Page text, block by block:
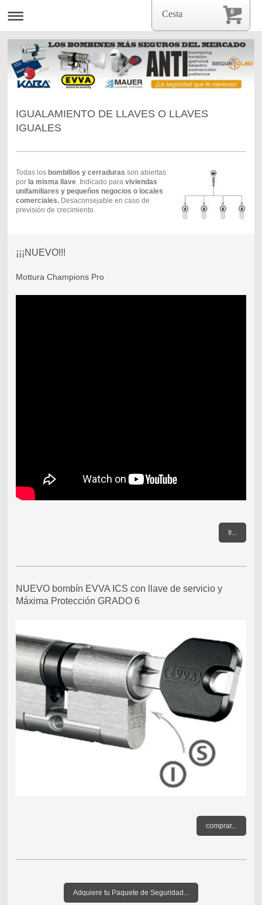
IGUALAMIENTO DE LLAVES O LLAVES
IGUALES
Todas los bombillos y cerraduras son abiertas
por la misma llave. Indicado para viviendas
unifamiliares y pequeños negocios o locales
comerciales.Desaconsejable en caso de
previsión de crecimiento.
¡¡¡NUEVO!!!
Mottura Champions Pro
Ir...
NUEVO bombín EVVA ICS con llave de servicio y
Máxima Protección GRADO 6
comprar...
Adquiere tu Paquete de Seguridad...
0
Cesta